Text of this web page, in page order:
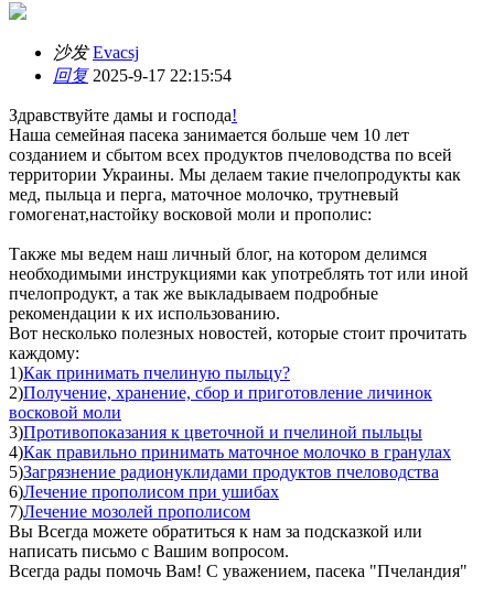
沙发Evacsj
回复2025-9-17 22:15:54
Здравствуйте дамы и господа!
Наша семейная пасека занимается больше чем 10 лет
созданием и сбытом всех продуктов пчеловодства по всей
территории Украины. Мы делаем такие пчелопродукты как
мед, пыльца и перга, маточное молочко, трутневый
гомогенат,настойку восковой моли и прополис:
Также мы ведем наш личный блог, на котором делимся
необходимыми инструкциями как употреблять тот или иной
пчелопродукт, а так же выкладываем подробные
рекомендации к их использованию.
Вот несколько полезных новостей, которые стоит прочитать
каждому:
1)Как принимать пчелиную пыльцу?
2)Получение, хранение, сбор и приготовление личинок
восковой моли
3)Противопоказания к цветочной и пчелиной пыльцы
4)Как правильно принимать маточное молочко в гранулах
5)Загрязнение радионуклидами продуктов пчеловодства
6)Лечение прополисом при ушибах
7)Лечение мозолей прополисом
Вы Всегда можете обратиться к нам за подсказкой или
написать письмо с Вашим вопросом.
Всегда рады помочь Вам! С уважением, пасека "Пчеландия"